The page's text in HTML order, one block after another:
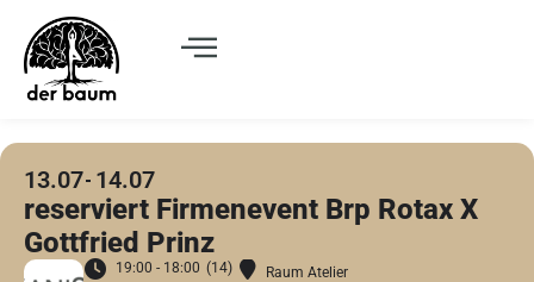
13.07 14.07
reserviert Firmenevent Brp Rotax X
Gottfried Prinz
19:00 - 18:00 (14) Raum Atelier